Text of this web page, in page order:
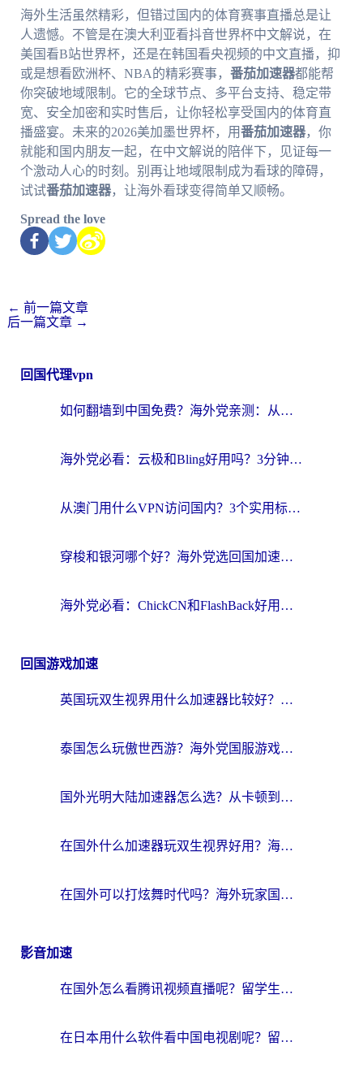
海外生活虽然精彩，但错过国内的体育赛事直播总是让
人遗憾。不管是在澳大利亚看抖音世界杯中文解说，在
美国看B站世界杯，还是在韩国看央视频的中文直播，抑
或是想看欧洲杯、NBA的精彩赛事， 番茄加速器都能帮
你突破地域限制。它的全球节点、多平台支持、稳定带
宽、安全加密和实时售后，让你轻松享受国内的体育直
播盛宴。未来的2026美加墨世界杯，用番茄加速器，你
就能和国内朋友一起，在中文解说的陪伴下，见证每一
个激动人心的时刻。别再让地域限制成为看球的障碍，
试试番茄加速器，让海外看球变得简单又顺畅。
Spread the love
← 前一篇文章
后一篇文章 →
回国代理vpn
如何翻墙到中国免费？海外党亲测：从踩坑到选对加速器的全攻略
海外党必看：云极和Bling好用吗？3分钟教你选对回国加速器
从澳门用什么VPN访问国内？3个实用标准帮你避开坑，无缝刷剧听歌
穿梭和银河哪个好？海外党选回国加速器的避坑指南，附番茄加速器实测体验
海外党必看：ChickCN和FlashBack好用吗？3招教你选对回国加速器（附云极、HomeCN、斧牛vs艾果对比）
回国游戏加速
英国玩双生视界用什么加速器比较好？海外党亲测有效的国服游戏加速方案
泰国怎么玩傲世西游？海外党国服游戏加速终极攻略（附光明大陆量子特攻实测）
国外光明大陆加速器怎么选？从卡顿到丝滑的终极指南（含德国玩走开外星人墨西哥玩俄罗斯方块技巧）
在国外什么加速器玩双生视界好用？海外党亲测不踩坑的终极指南
在国外可以打炫舞时代吗？海外玩家国服游戏加速全攻略（附实测推荐）
影音加速
在国外怎么看腾讯视频直播呢？留学生亲测有效的回国加速指南
在日本用什么软件看中国电视剧呢？留学生亲测有效的回国加速方案